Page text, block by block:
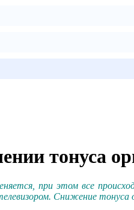
тонуса
при этом все
Снижение тонуса